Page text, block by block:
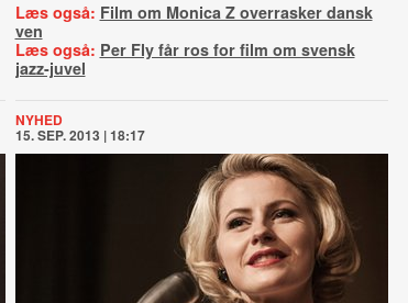
Læs også: Film om Monica Z overrasker dansk
ven
Læs også: Per Fly får ros for film om svensk
jazz-juvel
NYHED
15. SEP. 2013 | 18:17